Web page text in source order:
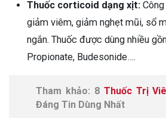
Thuốc corticoid dạng xịt:
giảm viêm, giảm nghẹt mũi, sổ
ngắn. Thuốc được dùng nhiều
Propionate, Budesonide….
Tham khảo: 8 Thuốc Trị
Đáng Tin Dùng Nhất